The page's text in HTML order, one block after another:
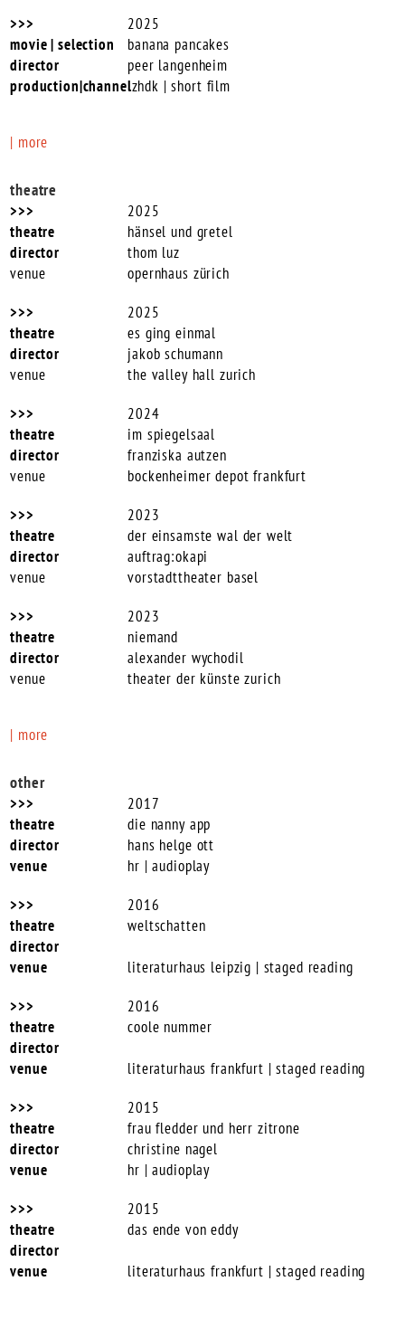
2025
banana pancakes
peer langenheim
zhdk | short film
| more
theatre
2025
hänsel und gretel
thom luz
opernhaus zürich
2025
es ging einmal
jakob schumann
the valley hall zurich
2024
im spiegelsaal
franziska autzen
bockenheimer depot frankfurt
2023
der einsamste wal der welt
auftrag:okapi
vorstadttheater basel
2023
niemand
alexander wychodil
theater der künste zurich
| more
other
2017
die nanny app
hans helge ott
hr | audioplay
2016
weltschatten
literaturhaus leipzig | staged reading
2016
coole nummer
literaturhaus frankfurt | staged reading
2015
frau fledder und herr zitrone
christine nagel
hr | audioplay
2015
das ende von eddy
literaturhaus frankfurt | staged reading